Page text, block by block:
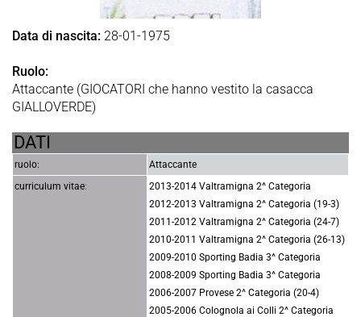
Data di nascita: 28-01-1975
Ruolo:
Attaccante (GIOCATORI che hanno vestito la casacca
GIALLOVERDE)
DATI
ruolo:
Attaccante
curriculum vitae:
2013-2014 Valtramigna 2^ Categoria
2012-2013 Valtramigna 2^ Categoria (19-3)
2011-2012 Valtramigna 2^ Categoria (24-7)
2010-2011 Valtramigna 2^ Categoria (26-13)
2009-2010 Sporting Badia 3^ Categoria
2008-2009 Sporting Badia 3^ Categoria
2006-2007 Provese 2^ Categoria (20-4)
2005-2006 Colognola ai Colli 2^ Categoria